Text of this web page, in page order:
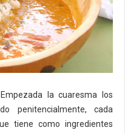
la cuaresma los
penitencialmente, cada
tiene como ingredientes